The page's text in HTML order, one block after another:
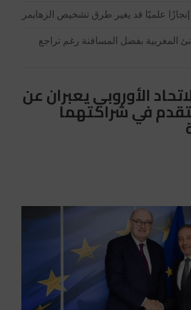
علميًا قد يغير طرق تشخيص الزهايمر
المغربية بفضل المسافنة رغم تراجع
الأوروبي يعبران عن
في شراكتهما